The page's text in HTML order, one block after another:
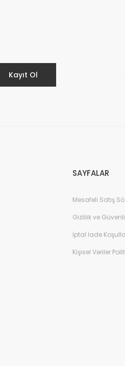
Kayıt Ol
SAYFALAR
Mesafeli Satış
Gizlilik ve
İptal İade
Kişisel Veriler